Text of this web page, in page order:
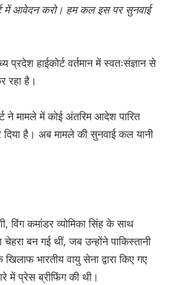
में आवेदन करो। हम कल इस पर सुनवाई
हाईकोर्ट वर्तमान में स्वतःसंज्ञान से
रहा है।
ने मामले में कोई अंतरिम आदेश पारित
है। अब मामले की सुनवाई कल यानी
विंग कमांडर व्योमिका सिंह के साथ
बन गई थीं, जब उन्होंने पाकिस्तानी
भारतीय वायु सेना द्वारा किए गए
में प्रेस ब्रीफिंग की थी।